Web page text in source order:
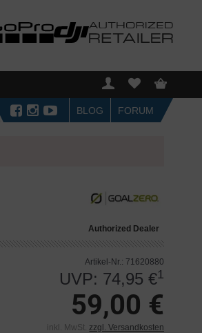
BLOG FORUM
Authorized Dealer
Artikel-Nr.: 71620880
UVP: 74,95 €1
59,00 €
inkl. MwSt. zzgl. Versandkosten